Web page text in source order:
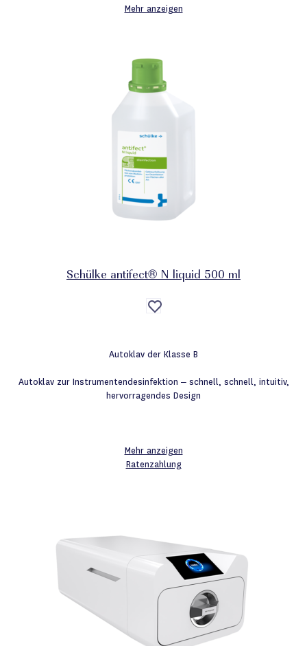
Mehr anzeigen
Schülke antifect® N liquid 500 ml
Auf
die
Autoklav der Klasse B
Autoklav zur Instrumentendesinfektion – schnell, schnell, intuitiv,
hervorragendes Design
Mehr anzeigen
Ratenzahlung